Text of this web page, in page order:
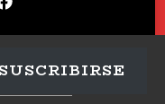
SUSCRIBIRSE
Privacidad